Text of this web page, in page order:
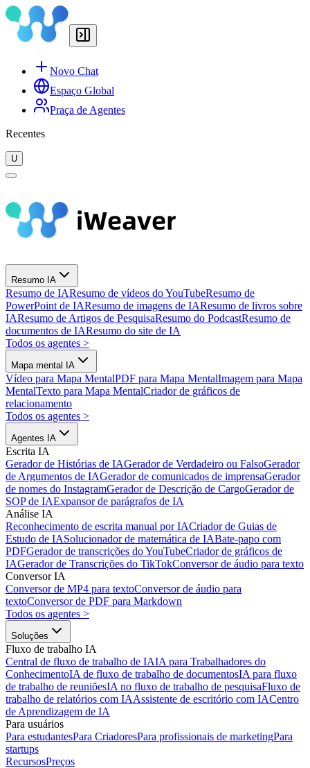
Novo Chat
Espaço Global
Praça de Agentes
Recentes
U
Resumo IA
Resumo de IAResumo de vídeos do YouTubeResumo de
PowerPoint de IAResumo de imagens de IAResumo de livros sobre
IAResumo de Artigos de PesquisaResumo do PodcastResumo de
documentos de IAResumo do site de IA
Todos os agentes >
Mapa mental IA
Vídeo para Mapa MentalPDF para Mapa MentalImagem para Mapa
MentalTexto para Mapa MentalCriador de gráficos de
relacionamento
Todos os agentes >
Agentes IA
Escrita IA
Gerador de Histórias de IAGerador de Verdadeiro ou FalsoGerador
de Argumentos de IAGerador de comunicados de imprensaGerador
de nomes do InstagramGerador de Descrição de CargoGerador de
SOP de IAExpansor de parágrafos de IA
Análise IA
Reconhecimento de escrita manual por IACriador de Guias de
Estudo de IASolucionador de matemática de IABate-papo com
PDFGerador de transcrições do YouTubeCriador de gráficos de
IAGerador de Transcrições do TikTokConversor de áudio para texto
Conversor IA
Conversor de MP4 para textoConversor de áudio para
textoConversor de PDF para Markdown
Todos os agentes >
Soluções
Fluxo de trabalho IA
Central de fluxo de trabalho de IAIA para Trabalhadores do
ConhecimentoIA de fluxo de trabalho de documentosIA para fluxo
de trabalho de reuniõesIA no fluxo de trabalho de pesquisaFluxo de
trabalho de relatórios com IAAssistente de escritório com IACentro
de Aprendizagem de IA
Para usuários
Para estudantesPara CriadoresPara profissionais de marketingPara
startups
RecursosPreços